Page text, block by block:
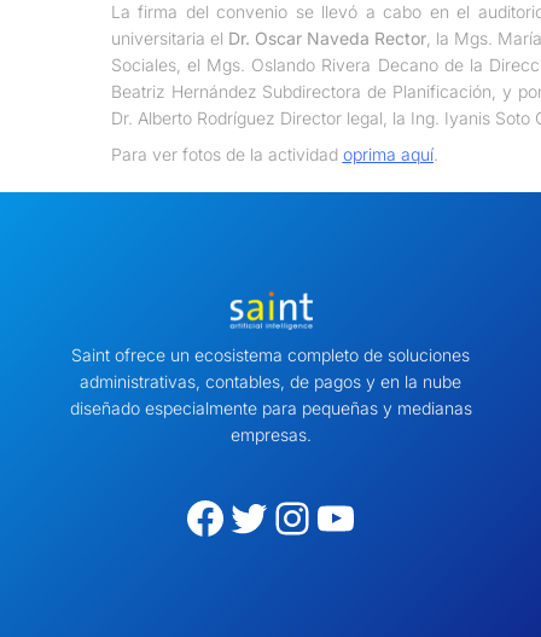
La firma del convenio se llevó a cabo en el
universitaria el Dr. Oscar Naveda Rector, la Mgs.
Sociales, el Mgs. Oslando Rivera Decano de la
Beatriz Hernández Subdirectora de Planificación, y
Dr. Alberto Rodríguez Director legal, la Ing. Iyanis
Para ver fotos de la actividad oprima aquí.
Saint ofrece un ecosistema completo de soluciones
administrativas, contables, de pagos y en la nube
diseñado especialmente para pequeñas y medianas
empresas.
Facebook Twitter Instagram YouTube